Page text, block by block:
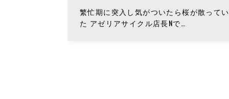
繁忙期に突入し気がついたら桜が散ってい
た アゼリアサイクル店長Nで…